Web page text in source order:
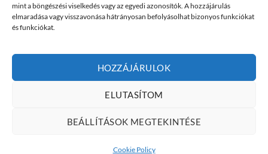
mint a böngészési viselkedés vagy az egyedi azonosítók. A hozzájárulás
elmaradása vagy visszavonása hátrányosan befolyásolhat bizonyos funkciókat
és funkciókat.
HOZZÁJÁRULOK
ELUTASÍTOM
BEÁLLÍTÁSOK MEGTEKINTÉSE
Cookie Policy